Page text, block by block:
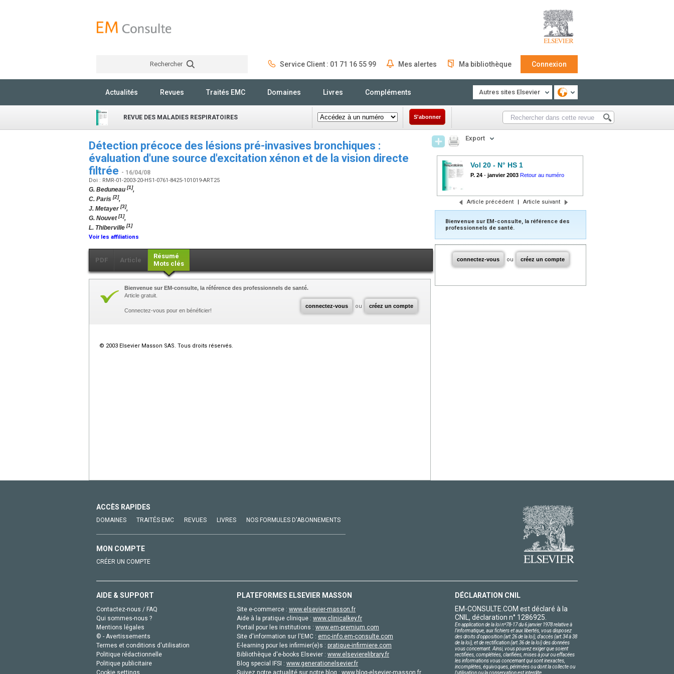
Rechercher Service Client : 01 71 16 55 99 Mes alertes Ma bibliothèque Connexion
Actualités Revues Traités EMC Domaines Livres Compléments Autres sites Elsevier
REVUE DES MALADIES RESPIRATOIRES S'abonner
Détection précoce des lésions pré-invasives bronchiques :
évaluation d'une source d'excitation xénon et de la vision directe
filtrée - 16/04/08
Doi : RMR-01-2003-20-HS1-0761-8425-101019-ART25
G. Beduneau [1],
C. Paris [2],
J. Metayer[3],
G. Nouvet[1],
L. Thiberville [1]
Voir les affiliations
PDF Article
Résumé
Mots clés
connectez-vous ou créez un compte
Bienvenue sur EM-consulte, la référence des professionnels de santé.
Article gratuit.
Connectez-vous pour en bénéficier!
© 2003 Elsevier Masson SAS. Tous droits réservés.
Export
Vol 20 - N° HS 1
P. 24 - janvier 2003 Retour au numéro
Article précédent | Article suivant
Bienvenue sur EM-consulte, la référence des
professionnels de santé.
connectez-vous ou créez un compte
ACCÈS RAPIDES
DOMAINES TRAITÉS EMC REVUES LIVRES NOS FORMULES D'ABONNEMENTS
MON COMPTE
CRÉER UN COMPTE
AIDE & SUPPORT
Contactez-nous / FAQ
Qui sommes-nous ?
Mentions légales
© - Avertissements
Termes et conditions d'utilisation
Politique rédactionnelle
Politique publicitaire
Cookie settings
PLATEFORMES ELSEVIER MASSON
Site e-commerce : www.elsevier-masson.fr
Aide à la pratique clinique : www.clinicalkey.fr
Portail pour les institutions : www.em-premium.com
Site d'information sur l'EMC : emc-info.em-consulte.com
E-learning pour les infirmier(e)s : pratique-infirmiere.com
Bibliothèque d'e-books Elsevier : www.elsevierelibrary.fr
Blog special IFSI : www.generationelsevier.fr
Suivez notre actualité sur notre blog : www.blog-elsevier-masson.fr
DÉCLARATION CNIL
EM-CONSULTE.COM est déclaré à la
CNIL, déclaration n° 1286925.
En application de la loi nº78-17 du 6 janvier 1978 relative à
l'informatique, aux fichiers et aux libertés, vous disposez
des droits d'opposition (art.26 de la loi), d'accès (art.34 à 38
de la loi), et de rectification (art.36 de la loi) des données
vous concernant. Ainsi, vous pouvez exiger que soient
rectifiées, complétées, clarifiées, mises à jour ou effacées
les informations vous concernant qui sont inexactes,
incomplètes, équivoques, périmées ou dont la collecte ou
l'utilisation ou la conservation est interdite.